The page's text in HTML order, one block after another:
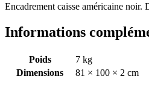
Encadrement caisse américaine
Informations
Poids
7 kg
Dimensions
81 × 100 × 2 cm